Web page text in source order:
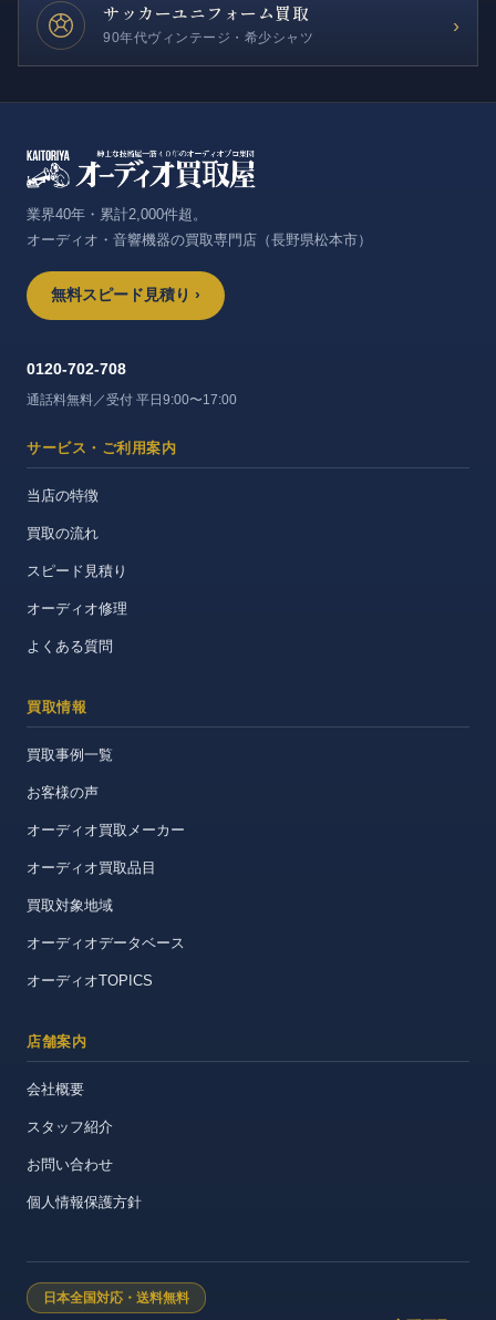
サッカーユニフォーム買取
90年代ヴィンテージ・希少シャツ
›
業界40年・累計2,000件超。
オーディオ・音響機器の買取専門店（長野県松本市）
無料スピード見積り ›
0120-702-708
通話料無料／受付 平日9:00〜17:00
サービス・ご利用案内
当店の特徴
買取の流れ
スピード見積り
オーディオ修理
よくある質問
買取情報
買取事例一覧
お客様の声
オーディオ買取メーカー
オーディオ買取品目
買取対象地域
オーディオデータベース
オーディオTOPICS
店舗案内
会社概要
スタッフ紹介
お問い合わせ
個人情報保護方針
日本全国対応・送料無料